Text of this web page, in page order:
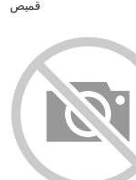
قميص